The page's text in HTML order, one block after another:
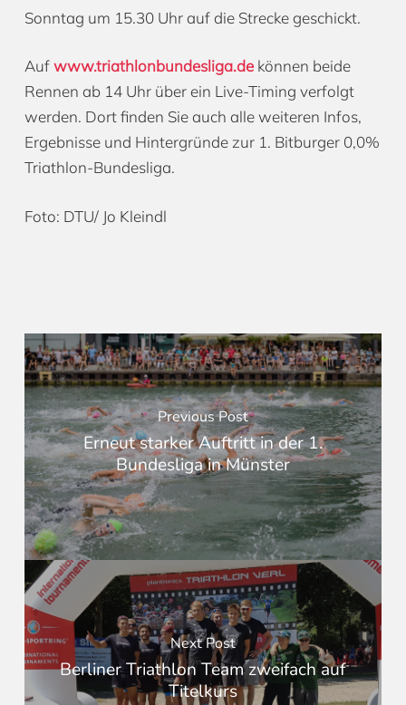
Sonntag um 15.30 Uhr auf die Strecke geschickt.
Aufwww.triathlonbundesliga.dekönnen beide
Rennen ab 14 Uhr über ein Live-Timing verfolgt
werden. Dort finden Sie auch alle weiteren Infos,
Ergebnisse und Hintergründe zur 1. Bitburger 0,0%
Triathlon-Bundesliga.
Foto: DTU/ Jo Kleindl
Previous Post
Erneut starker Auftritt in der 1.
Bundesliga in Münster
Next Post
Berliner Triathlon Team zweifach auf
Titelkurs